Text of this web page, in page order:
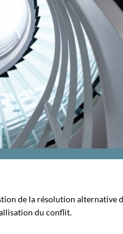
de la résolution
du conflit.